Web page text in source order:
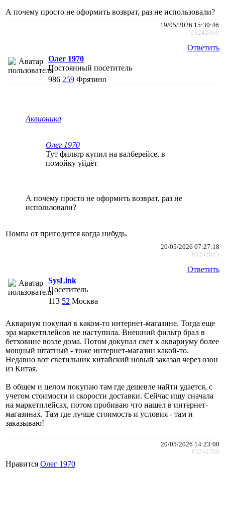
А почему просто не оформить возврат, раз не использовали?
19/05/2026 15:30:46
#3242660
Ответить
Олег 1970
Постоянный посетитель
986 259 Фрязино
Аквионика
Олег 1970
Тут фильтр купил на валберейсе, в
помойку уйдёт
А почему просто не оформить возврат, раз не
использовали?
Помпа от пригодится когда нибудь.
20/05/2026 07:27:18
#3242693
Ответить
SysLink
Посетитель
113 52 Москва
Аквариум покупал в каком-то интернет-магазине. Тогда еще
эра маркетплейсов не наступила. Внешний фильтр брал в
бетховине возле дома. Потом докупал свет к аквариуму более
мощный штатный - тоже интернет-магазин какой-то.
Недавно вот светильник китайский новый заказал через озон
из Китая.
В общем и целом покупаю там где дешевле найти удается, с
учетом стоимости и скорости доставки. Сейчас ищу сначала
на маркетплейсах, потом пробиваю что нашел в интернет-
магазинах. Там где лучше стоимость и условия - там и
заказываю!
20/05/2026 14:23:00
#3242709
Нравится Олег 1970